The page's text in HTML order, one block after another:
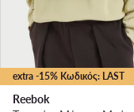
extra -15% Κωδικός: LAST
Reebok